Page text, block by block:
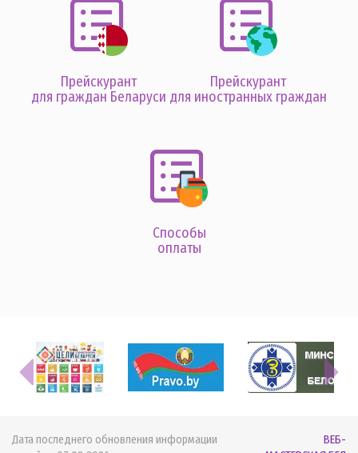
Прейскурант
для граждан Беларуси
Прейскурант
для иностранных граждан
Способы
оплаты
Дата последнего обновления информации
ВЕБ-